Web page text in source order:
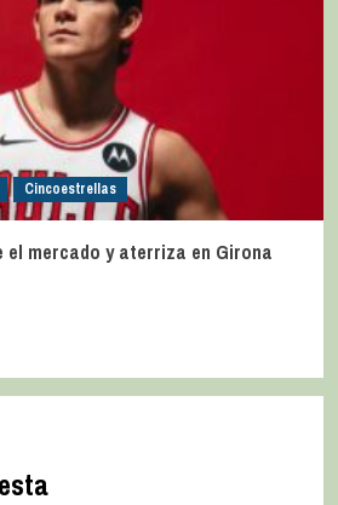
Cincoestrellas
el mercado y aterriza en Girona